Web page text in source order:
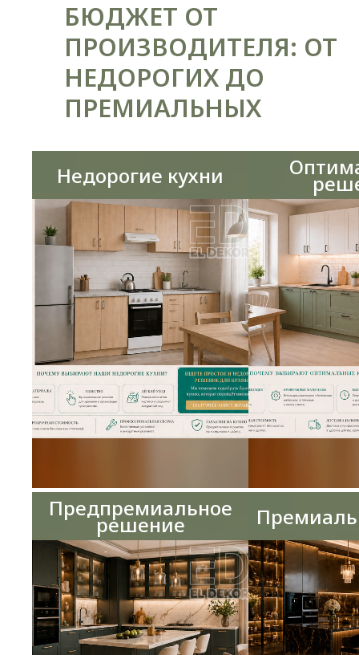
БЮДЖЕТ ОТ
ПРОИЗВОДИТЕЛЯ: ОТ
НЕДОРОГИХ ДО
ПРЕМИАЛЬНЫХ
Недорогие кухни
Предпремиальное
решение